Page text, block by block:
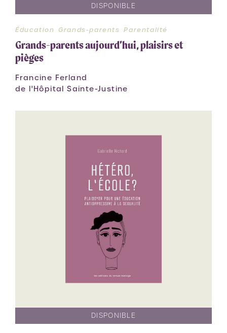
DISPONIBLE
Éducation Grands-parents Parentalité
Grands-parents aujourd’hui, plaisirs et
pièges
Francine Ferland
de l'Hôpital Sainte-Justine
DISPONIBLE